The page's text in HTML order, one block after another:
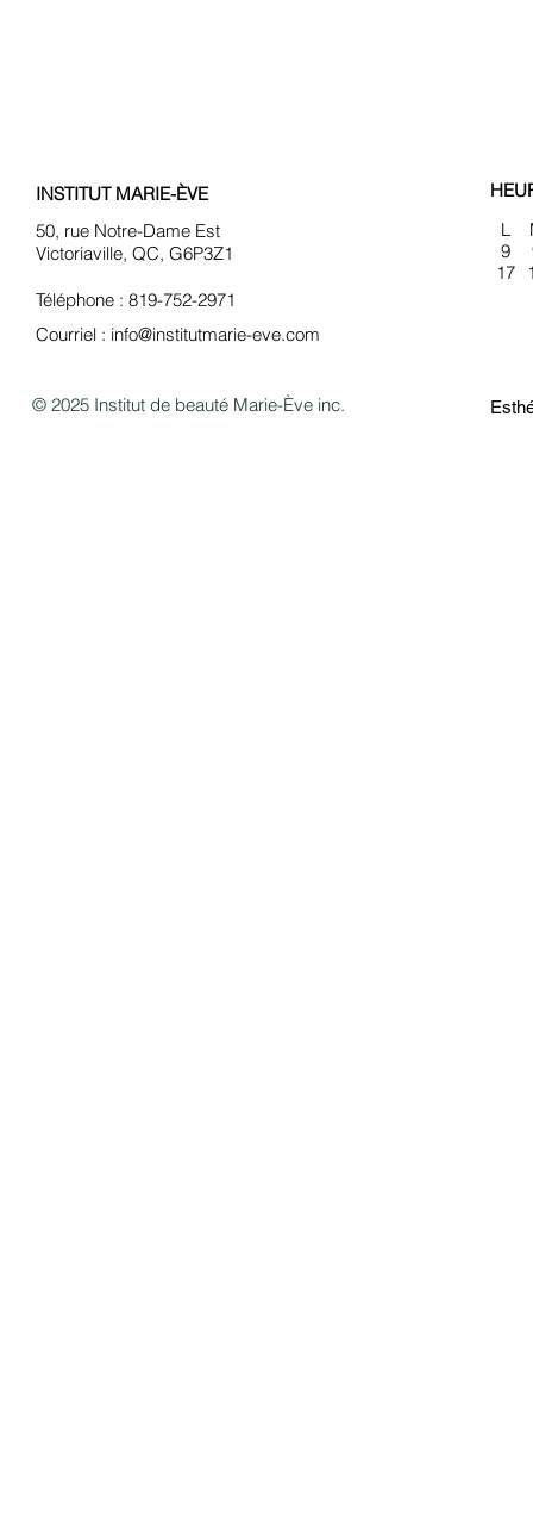
INSTITUT MARIE-ÈVE
50, rue Notre-Dame Est
Victoriaville, QC, G6P3Z1
L
9
17
Téléphone : 819-752-2971
Courriel : info@institutmarie-eve.com
© 2025 Institut de beauté Marie-Ève inc.